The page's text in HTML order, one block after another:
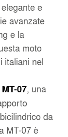
e
avanzate
e la
moto
italiani nel
07, una
da
MT-07 è